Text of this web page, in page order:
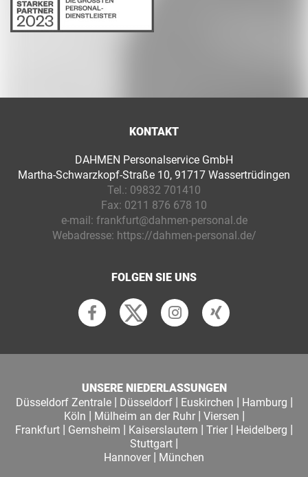
KONTAKT
DAHMEN Personalservice GmbH
Martha-Schwarzkopf-Straße 10, 91717 Wassertrüdingen
Tel.: 09832 701410
Fax: 0211 876 678 10
e-mail: frankfurt@dahmen-personal.de
Webadresse: https://dahmen-personal.de/
FOLGEN SIE UNS
UNSERE NIEDERLASSUNGEN
Düsseldorf Zentrale| Düsseldorf| Euskirchen | Hamburg |
Köln | Mülheim an der Ruhr| Viersen |
Frankfurt | Gernsheim | Kaiserslautern | Trier | Heidelberg |
Stuttgart |
Hannover | München